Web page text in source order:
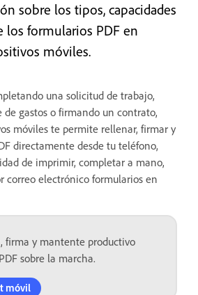
sobre los tipos, capacidades
los formularios PDF en
móviles.
una solicitud de trabajo,
gastos o firmando un contrato,
móviles te permite rellenar, firmar y
directamente desde tu teléfono,
de imprimir, completar a mano,
correo electrónico formularios en
firma y mantente productivo
sobre la marcha.
móvil